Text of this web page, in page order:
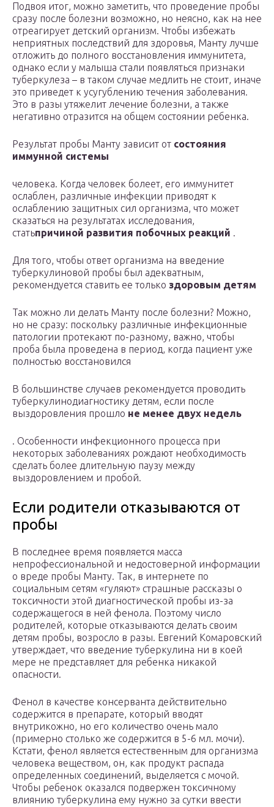
Подвоя итог, можно заметить, что проведение пробы
сразу после болезни возможно, но неясно, как на нее
отреагирует детский организм. Чтобы избежать
неприятных последствий для здоровья, Манту лучше
отложить до полного восстановления иммунитета,
однако если у малыша стали появляться признаки
туберкулеза – в таком случае медлить не стоит, иначе
это приведет к усугублению течения заболевания.
Это в разы утяжелит лечение болезни, а также
негативно отразится на общем состоянии ребенка.
Результат пробы Манту зависит от состояния
иммунной системы
человека. Когда человек болеет, его иммунитет
ослаблен, различные инфекции приводят к
ослаблению защитных сил организма, что может
сказаться на результатах исследования,
статьпричиной развития побочных реакций .
Для того, чтобы ответ организма на введение
туберкулиновой пробы был адекватным,
рекомендуется ставить ее только здоровым детям
Так можно ли делать Манту после болезни? Можно,
но не сразу: поскольку различные инфекционные
патологии протекают по-разному, важно, чтобы
проба была проведена в период, когда пациент уже
полностью восстановился
В большинстве случаев рекомендуется проводить
туберкулинодиагностику детям, если после
выздоровления прошло не менее двух недель
. Особенности инфекционного процесса при
некоторых заболеваниях рождают необходимость
сделать более длительную паузу между
выздоровлением и пробой.
Если родители отказываются от
пробы
В последнее время появляется масса
непрофессиональной и недостоверной информации
о вреде пробы Манту. Так, в интернете по
социальным сетям «гуляют» страшные рассказы о
токсичности этой диагностической пробы из-за
содержащегося в ней фенола. Поэтому число
родителей, которые отказываются делать своим
детям пробы, возросло в разы. Евгений Комаровский
утверждает, что введение туберкулина ни в коей
мере не представляет для ребенка никакой
опасности.
Фенол в качестве консерванта действительно
содержится в препарате, который вводят
внутрикожно, но его количество очень мало
(примерно столько же содержится в 5-6 мл. мочи).
Кстати, фенол является естественным для организма
человека веществом, он, как продукт распада
определенных соединений, выделяется с мочой.
Чтобы ребенок оказался подвержен токсичному
влиянию туберкулина ему нужно за сутки ввести